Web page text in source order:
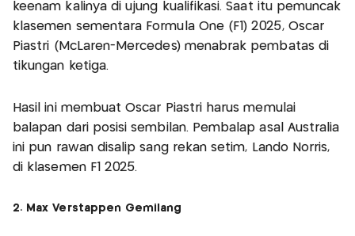
keenam kalinya di ujung kualifikasi. Saat itu pemuncak
klasemen sementara Formula One (F1) 2025, Oscar
Piastri (McLaren-Mercedes) menabrak pembatas di
tikungan ketiga.
Hasil ini membuat Oscar Piastri harus memulai
balapan dari posisi sembilan. Pembalap asal Australia
ini pun rawan disalip sang rekan setim, Lando Norris,
di klasemen F1 2025.
2. Max Verstappen Gemilang